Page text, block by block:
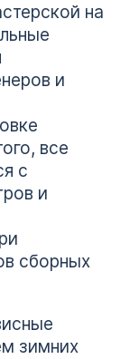
на
и
все
с
и
сборных
зимних